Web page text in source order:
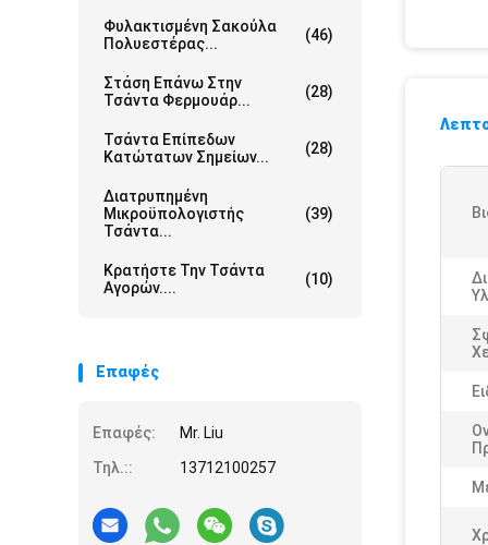
Φυλακτισμένη Σακούλα
Πολυεστέρας...
(46)
Στάση Επάνω Στην
Τσάντα Φερμουάρ...
(28)
Τσάντα Επίπεδων
Κατώτατων Σημείων...
(28)
Διατρυπημένη
Μικροϋπολογιστής
Τσάντα...
(39)
Κρατήστε Την Τσάντα
Αγορών....
(10)
Επαφές
Επαφές:
Mr. Liu
Τηλ.::
13712100257